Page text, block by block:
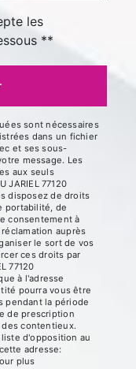
les
**
sont nécessaires
dans un fichier
et ses sous-
message. Les
aux seuls
JARIEL 77120
disposez de droits
portabilité, de
consentement à
auprès
le sort de vos
ces droits par
77120
à l'adresse
pourra vous être
pendant la période
de prescription
des contentieux.
liste d'opposition au
adresse:
plus